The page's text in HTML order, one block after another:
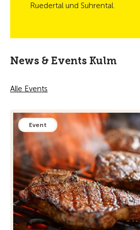
Ruedertal und Suhrental.
News & Events Kulm
Alle Events
Event